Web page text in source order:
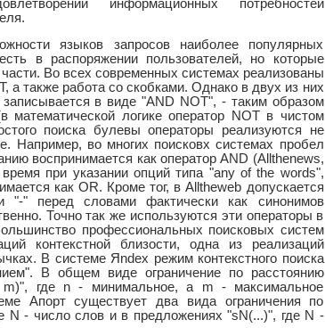
информационных потребностей
языков запросов наиболее популярных
в распоряжении пользователей, но которые
Во всех современных системах реализованы
а также работа со скобками. Однако в двух из них
в виде "AND NOT", - таким образом
математической логике оператор NOT в чистом
поиска булевы операторы реализуются не
Например, во многих поисковх системах пробел
воспринимается как оператор AND (Allthenews,
при указании опций типа "any of the words",
как OR. Кроме тог, в Alltheweb допускается
"-" перед словами фактически как синонимов
Точно так же используются эти операторы в
профессиональных поисковых систем
контекстной близости, одна из реализаций
В системе Яndex режим контекстного поиска
В общем виде ограничение по расстоянию
m)", где n - минимальное, а m - максимальное
Апорт существует два вида ограничения по
N - число слов и в предложениях "sN(...)", где N -